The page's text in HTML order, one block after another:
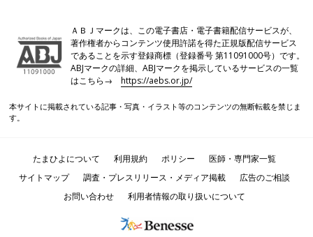
ＡＢＪマークは、この電子書店・電子書籍配信サービスが、
著作権者からコンテンツ使用許諾を得た正規版配信サービス
であることを示す登録商標（登録番号 第11091000号）です。
ABJマークの詳細、ABJマークを掲示しているサービスの一覧
はこちら→https://aebs.or.jp/
本サイトに掲載されている記事・写真・イラスト等のコンテンツの無断転載を禁じま
す。
たまひよについて 利用規約 ポリシー
医師・専門家一覧
サイトマップ
調査・プレスリリース・メディア掲載
広告のご相談
お問い合わせ
利用者情報の取り扱いについて